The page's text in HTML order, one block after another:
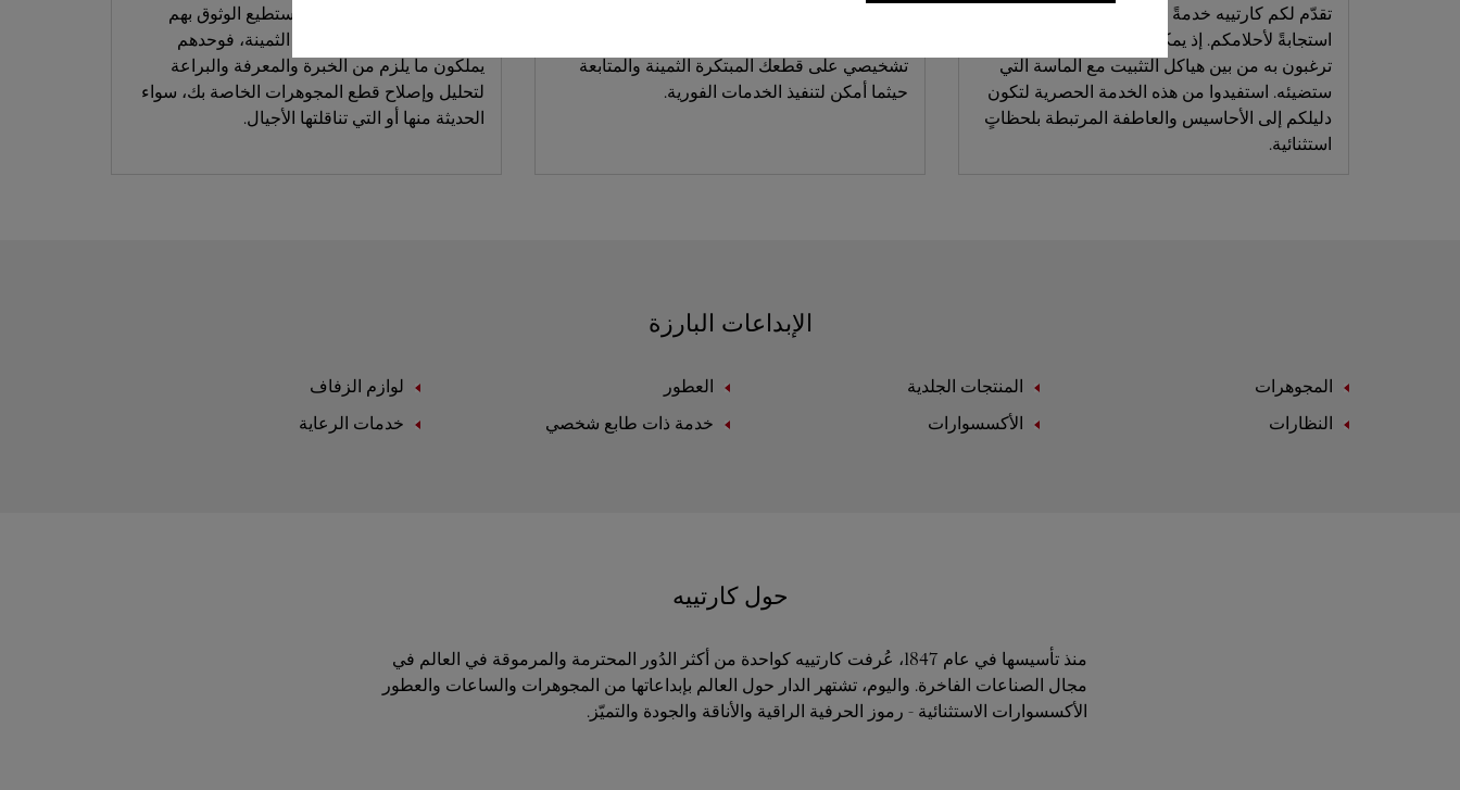
تقدّم لكم كارتييه خدمةً مصممةً خصيصًا تأتي
استجابةً لأحلامكم. إذ يمكنكم تحديد التصميم الذي
ترغبون به من بين هياكل التثبيت مع الماسة التي
ستضيئه. استفيدوا من هذه الخدمة الحصرية لتكون
دليلكم إلى الأحاسيس والعاطفة المرتبطة بلحظاتٍ
استثنائية.
تشخيصي على قطعك المبتكرة الثمينة والمتابعة
حيثما أمكن لتنفيذ الخدمات الفورية.
خبراؤنا في كارتييه هم من تستطيع الوثوق بهم
للتعامل مع قطعك المبتكرة الثمينة، فوحدهم
يملكون ما يلزم من الخبرة والمعرفة والبراعة
لتحليل وإصلاح قطع المجوهرات الخاصة بك، سواء
الحديثة منها أو التي تناقلتها الأجيال.
الإبداعات البارزة
المجوهرات المنتجات الجلدية العطور
لوازم الزفاف
النظارات
الأكسسوارات خدمة ذات طابع شخصي خدمات الرعاية
حول كارتييه
منذ تأسيسها في عام 1847، عُرفت كارتييه كواحدة من أكثر الدُور المحترمة والمرموقة في العالم في
مجال الصناعات الفاخرة. واليوم، تشتهر الدار حول العالم بإبداعاتها من المجوهرات والساعات والعطور
الأكسسوارات الاستثنائية - رموز الحرفية الراقية والأناقة والجودة والتميّز.